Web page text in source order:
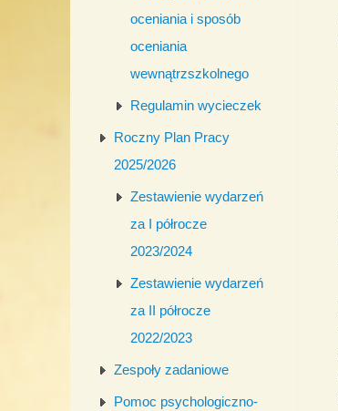
oceniania i sposób
oceniania
wewnątrzszkolnego
Regulamin wycieczek
Roczny Plan Pracy
2025/2026
Zestawienie wydarzeń
za I półrocze
2023/2024
Zestawienie wydarzeń
za II półrocze
2022/2023
Zespoły zadaniowe
Pomoc psychologiczno-